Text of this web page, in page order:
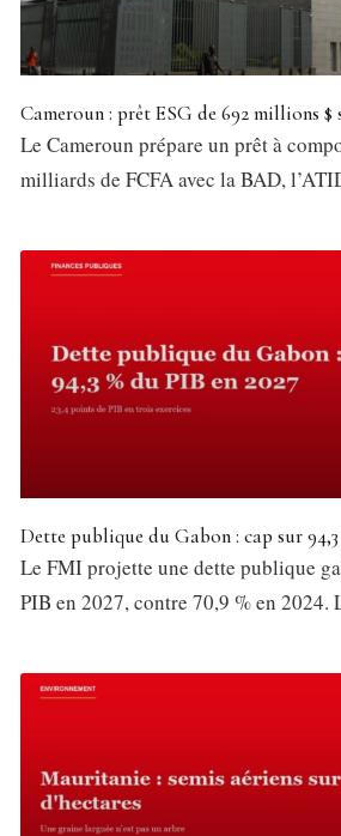
Cameroun : prêt ESG de 692 millions $
Le Cameroun prépare un prêt à
milliards de FCFA avec la BAD,
Dette publique du Gabon : cap sur 94,3
Le FMI projette une dette publique
PIB en 2027, contre 70,9 % en 2024.